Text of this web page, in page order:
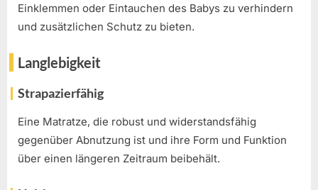
Einklemmen oder Eintauchen des Babys zu verhindern
und zusätzlichen Schutz zu bieten.
Langlebigkeit
Strapazierfähig
Eine Matratze, die robust und widerstandsfähig
gegenüber Abnutzung ist und ihre Form und Funktion
über einen längeren Zeitraum beibehält.